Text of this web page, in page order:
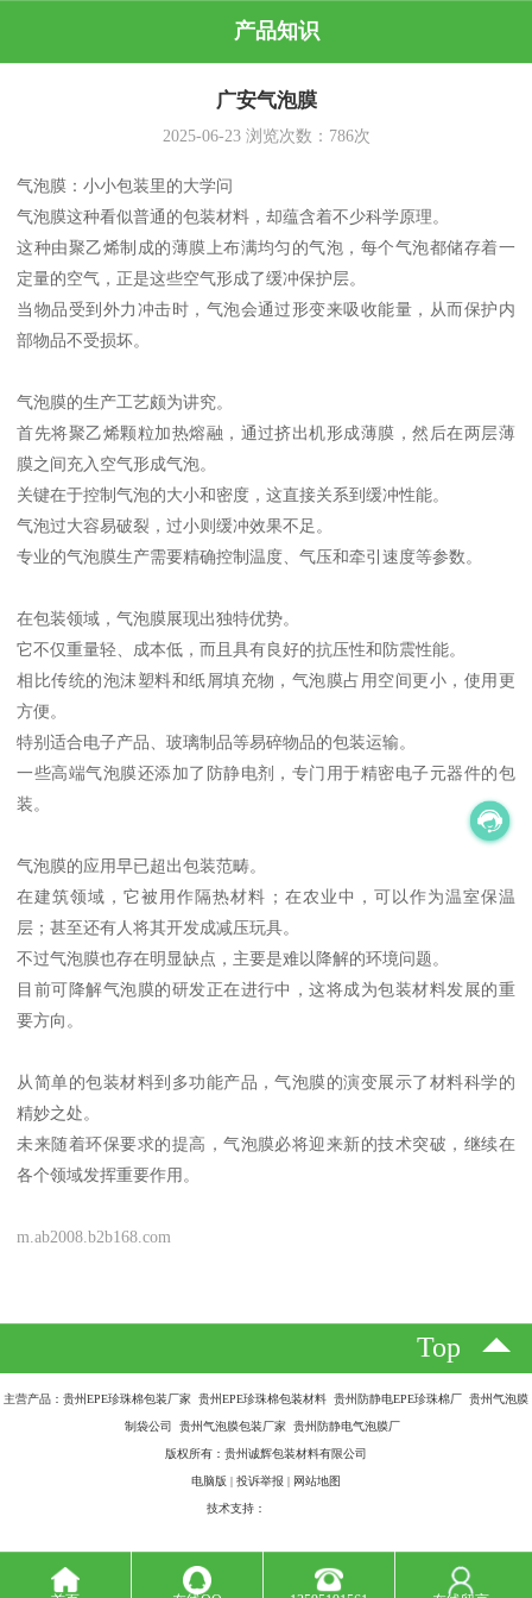
产品知识
广安气泡膜
2025-06-23浏览次数： 786次
气泡膜：小小包装里的大学问
气泡膜这种看似普通的包装材料，却蕴含着不少科学原理。
这种由聚乙烯制成的薄膜上布满均匀的气泡，每个气泡都储存着一
定量的空气，正是这些空气形成了缓冲保护层。
当物品受到外力冲击时，气泡会通过形变来吸收能量，从而保护内
部物品不受损坏。
气泡膜的生产工艺颇为讲究。
首先将聚乙烯颗粒加热熔融，通过挤出机形成薄膜，然后在两层薄
膜之间充入空气形成气泡。
关键在于控制气泡的大小和密度，这直接关系到缓冲性能。
气泡过大容易破裂，过小则缓冲效果不足。
专业的气泡膜生产需要精确控制温度、气压和牵引速度等参数。
在包装领域，气泡膜展现出独特优势。
它不仅重量轻、成本低，而且具有良好的抗压性和防震性能。
相比传统的泡沫塑料和纸屑填充物，气泡膜占用空间更小，使用更
方便。
特别适合电子产品、玻璃制品等易碎物品的包装运输。
一些高端气泡膜还添加了防静电剂，专门用于精密电子元器件的包
装。
气泡膜的应用早已超出包装范畴。
在建筑领域，它被用作隔热材料；在农业中，可以作为温室保温
层；甚至还有人将其开发成减压玩具。
不过气泡膜也存在明显缺点，主要是难以降解的环境问题。
目前可降解气泡膜的研发正在进行中，这将成为包装材料发展的重
要方向。
从简单的包装材料到多功能产品，气泡膜的演变展示了材料科学的
精妙之处。
未来随着环保要求的提高，气泡膜必将迎来新的技术突破，继续在
各个领域发挥重要作用。
m.ab2008.b2b168.com
Top
主营产品：贵州EPE珍珠棉包装厂家 贵州EPE珍珠棉包装材料 贵州防静电EPE珍珠棉厂 贵州气泡膜
制袋公司 贵州气泡膜包装厂家 贵州防静电气泡膜厂
版权所有：贵州诚辉包装材料有限公司
电脑版 | 投诉举报 | 网站地图
技术支持：